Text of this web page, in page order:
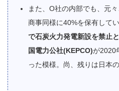
また、O社の内部でも、元
商事同様に40%を保有してい
で石炭火力発電新設を禁止
国電力公社(KEPCO)が2020
った模様。尚、残りは日本の